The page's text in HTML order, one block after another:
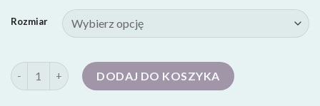
Rozmiar
ilość rieker buty damskieDODAJ DO KOSZYKA